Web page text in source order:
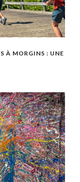
À MORGINS : UNE